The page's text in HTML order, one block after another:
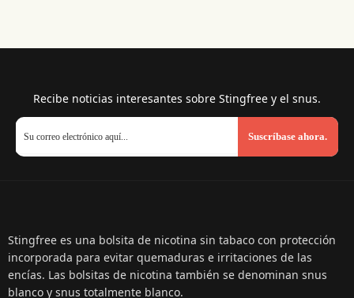
Recibe noticias interesantes sobre Stingfree y el snus.
Suscríbase ahora.
Stingfree es una bolsita de nicotina sin tabaco con protección
incorporada para evitar quemaduras e irritaciones de las
encías. Las bolsitas de nicotina también se denominan snus
blanco y snus totalmente blanco.